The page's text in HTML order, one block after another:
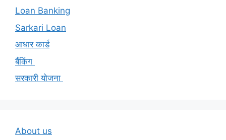
Loan Banking
Sarkari Loan
आधार कार्ड
बैंकिंग
सरकारी योजना
About us